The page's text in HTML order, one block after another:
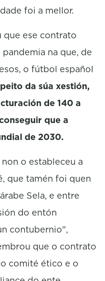
foi a mellor.
que ese contrato
na que, de
o fútbol español
da súa xestión,
de 140 a
que a
de 2030.
o estableceu a
que tamén foi quen
Sela, e entre
do entón
contubernio",
que o contrato
comité ético e o